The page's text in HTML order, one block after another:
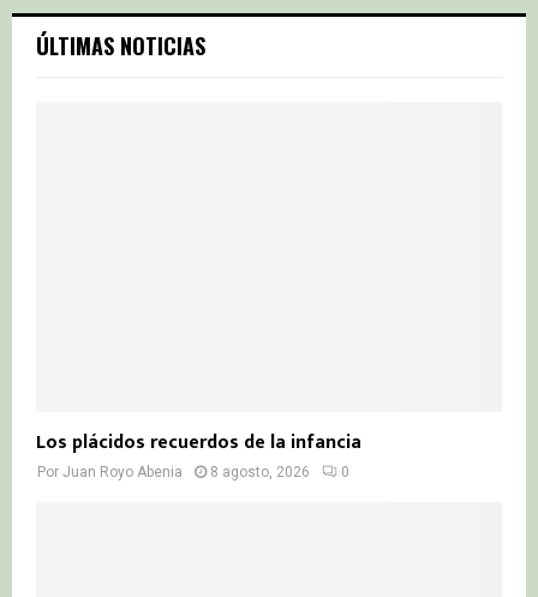
c
h
ÚLTIMAS NOTICIAS
Los plácidos recuerdos de la infancia
Por Juan Royo Abenia 8 agosto, 2026 0